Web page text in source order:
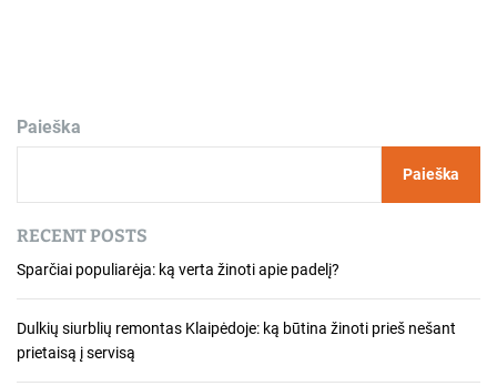
Paieška
Paieška
RECENT POSTS
Sparčiai populiarėja: ką verta žinoti apie padelį?
Dulkių siurblių remontas Klaipėdoje: ką būtina žinoti prieš nešant
prietaisą į servisą